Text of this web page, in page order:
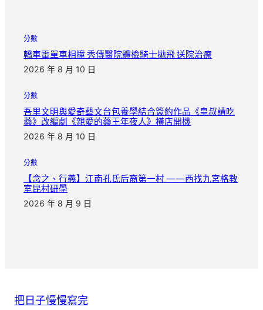
分數
轎車電單車相撞 秀傳醫院體檢騎士拋飛 送院治療
2026 年 8 月 10 日
分數
吾里文明與愛奇藝文台包養學結合簽約作品《皇叔請吃
藥》改編劇《親愛的藥王年夜人》橫店開機
2026 年 8 月 10 日
分數
【念之、行義】江南孔氏后裔第一村 ——西找九宮格教
室昆村研學
2026 年 8 月 9 日
把日子慢慢寫完